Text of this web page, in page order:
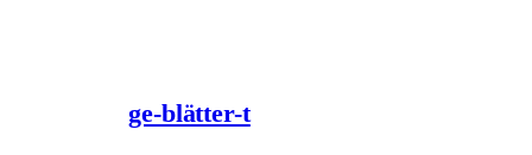
ge-blätter-t